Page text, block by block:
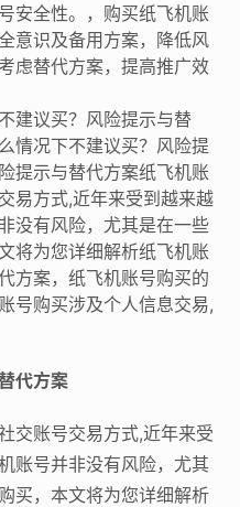
安全性。，购买纸飞机账
意识及备用方案，降低风
虑替代方案，提高推广效
建议买？风险提示与替
情况下不建议买？风险提
提示与替代方案纸飞机账
易方式,近年来受到越来越
没有风险，尤其是在一些
将为您详细解析纸飞机账
方案，纸飞机账号购买的
号购买涉及个人信息交易,
代方案
交账号交易方式,近年来受
账号并非没有风险，尤其
买，本文将为您详细解析